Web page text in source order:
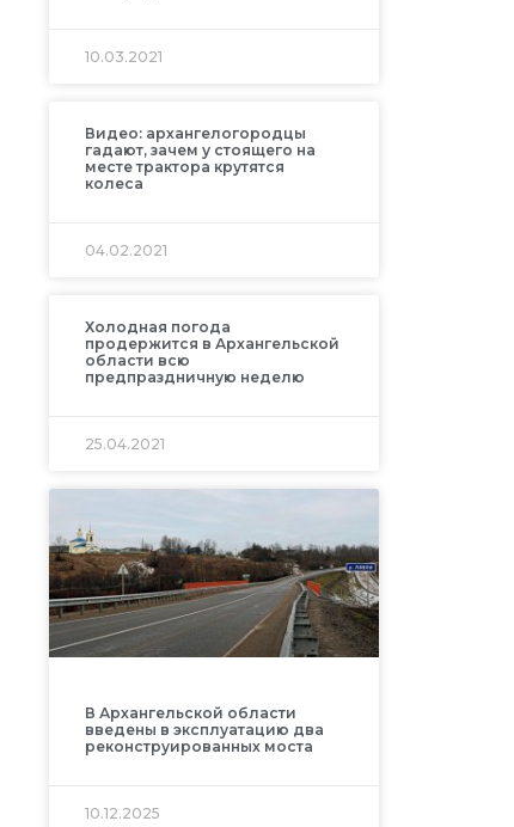
10.03.2021
Видео: архангелогородцы
гадают, зачем у стоящего на
месте трактора крутятся
колеса
04.02.2021
Холодная погода
продержится в Архангельской
области всю
предпраздничную неделю
25.04.2021
В Архангельской области
введены в эксплуатацию два
реконструированных моста
10.12.2025